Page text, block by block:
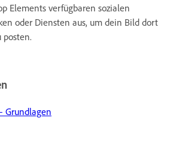
Elements verfügbaren sozialen
oder Diensten aus, um dein Bild dort
posten.
Grundlagen